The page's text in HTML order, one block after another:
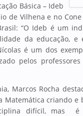
Básica – Ideb
de Vilhena e no
“O Ideb é um
da educação,
é um dos
pelos
Marcos Rocha
Matemática criando
difícil, mas é